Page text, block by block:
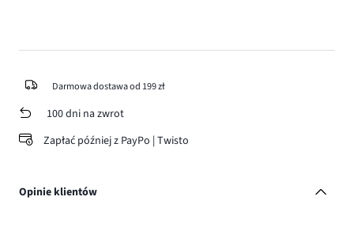
Darmowa dostawa od 199 zł
100 dni na zwrot
Zapłać później z PayPo | Twisto
Opinie klientów